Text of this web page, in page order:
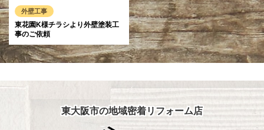
外壁工事
東花園K様チラシより外壁塗装工
事のご依頼
東大阪市の地域密着リフォーム店